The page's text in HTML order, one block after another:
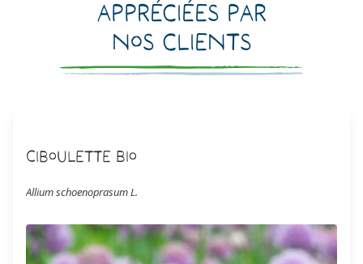
Appréciées par
nos clients
Ciboulette Bio
Allium schoenoprasum L.